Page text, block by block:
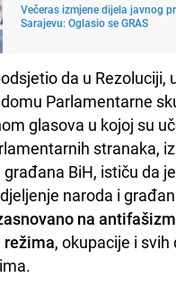
Večeras izmjene dijela javnog
Sarajevu: Oglasio se GRAS
da u Rezoluciji,
Parlamentarne
glasova u kojoj su
stranaka,
BiH, ističu da
naroda i
na
, okupacije i svih